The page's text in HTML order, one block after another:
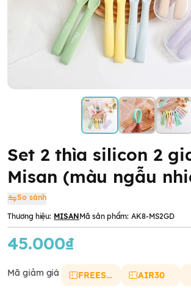
Set 2 thìa silicon 2
Misan (màu ngẫu
So sánh
Thương hiệu: MISANMã sản phẩm: AK8-MS2GD
45.000₫
Mã giảm giá FREESHIP AIR30